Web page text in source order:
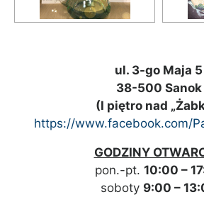
ul. 3-go Maja 5
38-500 Sanok
(I piętro nad
https://www.facebook.com/
GODZINY
pon.-pt. 10:00 –
soboty 9:00 –